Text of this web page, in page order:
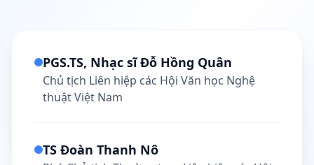
PGS.TS, Nhạc sĩ Đỗ Hồng Quân
Chủ tịch Liên hiệp các Hội Văn học Nghệ
thuật Việt Nam
TS Đoàn Thanh Nô